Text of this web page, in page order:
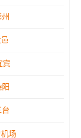
宾
阳
台
场